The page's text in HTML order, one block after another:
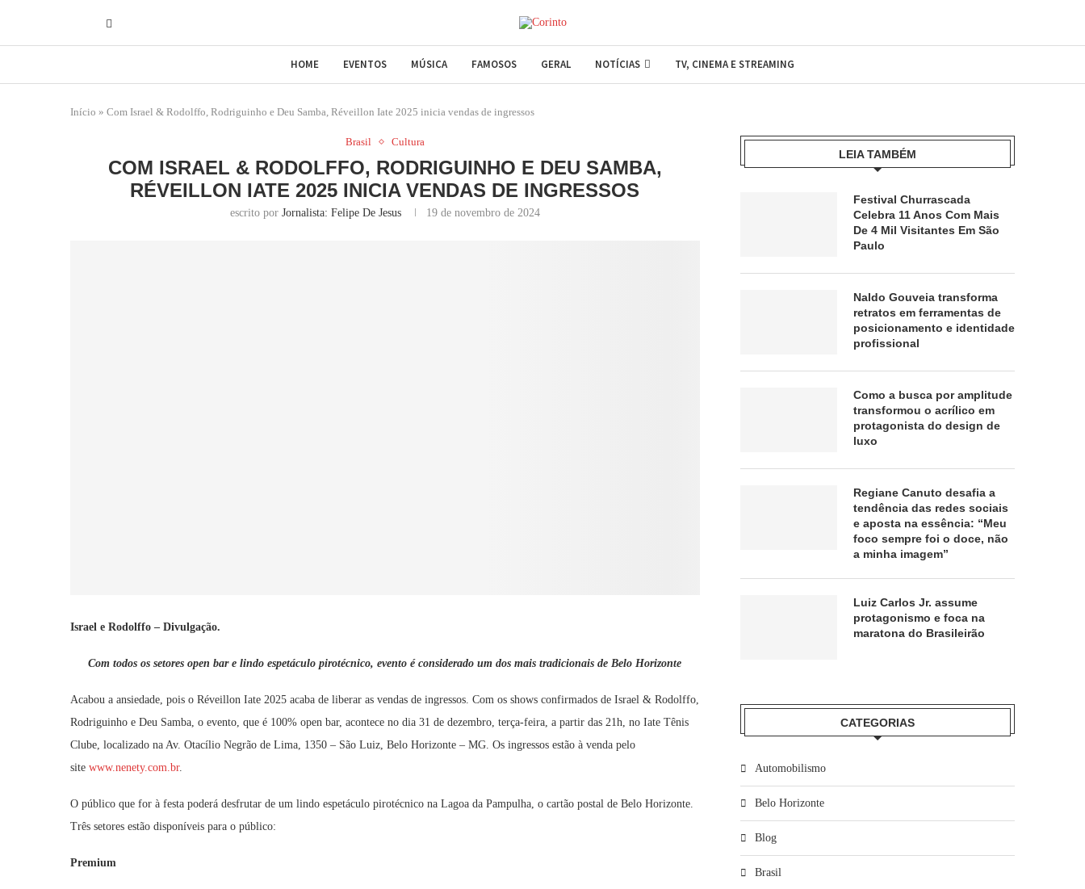
HOME EVENTOS MÚSICA FAMOSOS GERAL NOTÍCIAS TV, CINEMA E STREAMING
Início » Com Israel & Rodolffo, Rodriguinho e Deu Samba, Réveillon Iate 2025 inicia vendas de ingressos
Brasil Cultura
COM ISRAEL & RODOLFFO, RODRIGUINHO E DEU SAMBA,
RÉVEILLON IATE 2025 INICIA VENDAS DE INGRESSOS
escrito por Jornalista: Felipe De Jesus 19 de novembro de 2024
Israel e Rodolffo – Divulgação.
Com todos os setores open bar e lindo espetáculo pirotécnico, evento é considerado um dos mais tradicionais de Belo Horizonte
Acabou a ansiedade, pois o Réveillon Iate 2025 acaba de liberar as vendas de ingressos. Com os shows confirmados de Israel & Rodolffo,
Rodriguinho e Deu Samba, o evento, que é 100% open bar, acontece no dia 31 de dezembro, terça-feira, a partir das 21h, no Iate Tênis
Clube, localizado na Av. Otacílio Negrão de Lima, 1350 – São Luiz, Belo Horizonte – MG. Os ingressos estão à venda pelo
site www.nenety.com.br.
O público que for à festa poderá desfrutar de um lindo espetáculo pirotécnico na Lagoa da Pampulha, o cartão postal de Belo Horizonte.
Três setores estão disponíveis para o público:
Premium
LEIA TAMBÉM
Festival Churrascada
Celebra 11 Anos Com Mais
De 4 Mil Visitantes Em São
Paulo
Naldo Gouveia transforma
retratos em ferramentas de
posicionamento e identidade
profissional
Como a busca por amplitude
transformou o acrílico em
protagonista do design de
luxo
Regiane Canuto desafia a
tendência das redes sociais
e aposta na essência: “Meu
foco sempre foi o doce, não
a minha imagem”
Luiz Carlos Jr. assume
protagonismo e foca na
maratona do Brasileirão
CATEGORIAS
Automobilismo
Belo Horizonte
Blog
Brasil